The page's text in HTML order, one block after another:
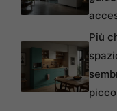
Più